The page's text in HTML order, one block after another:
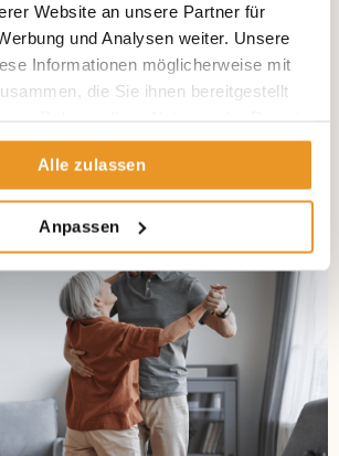
Website an unsere Partner für
und Analysen weiter. Unsere
Informationen möglicherweise mit
die Sie ihnen bereitgestellt
Alle zulassen
Anpassen
Internist? Fachrichtung erklärt
also ein Facharzt in der Inneren
sich, ob Innere Medizin gleichgestellt
Fachrichtung erklärt